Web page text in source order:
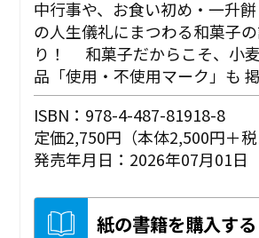
中行事や、お食い初め・一升
の人生儀礼にまつわる和菓子
り！ 和菓子だからこそ、小
品「使用・不使用マーク」も 掲
ISBN：978-4-487-81918-8
定価2,750円（本体2,500円＋税
発売年月日：2026年07月01日
紙の書籍を購入する